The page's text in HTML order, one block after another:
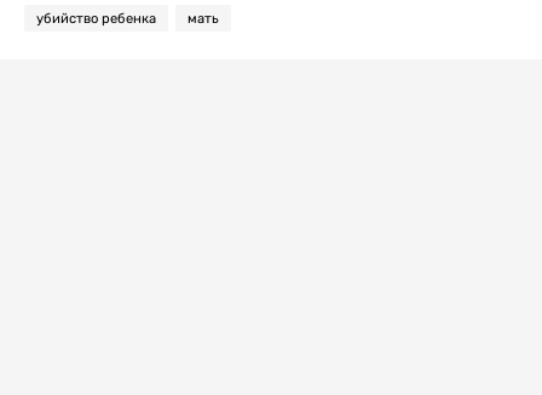
убийство ребенка мать